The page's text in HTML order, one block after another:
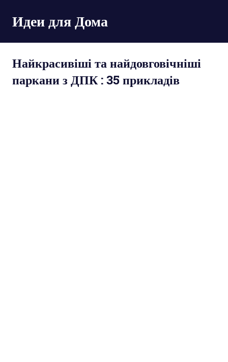
перейти
к
содержимому
Идеи для Дома
Найкрасивіші та найдовговічніші
паркани з ДПК : 35 прикладів